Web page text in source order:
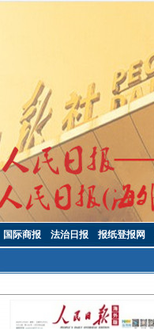
国际商报 法治日报 报纸登报网